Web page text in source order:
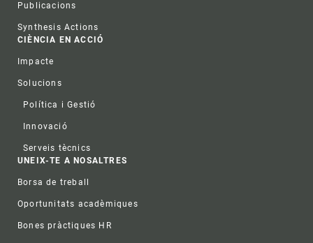
Publicacions
Synthesis Actions
CIÈNCIA EN ACCIÓ
Impacte
Solucions
Política i Gestió
Innovació
Serveis tècnics
UNEIX-TE A NOSALTRES
Borsa de treball
Oportunitats acadèmiques
Bones pràctiques HR